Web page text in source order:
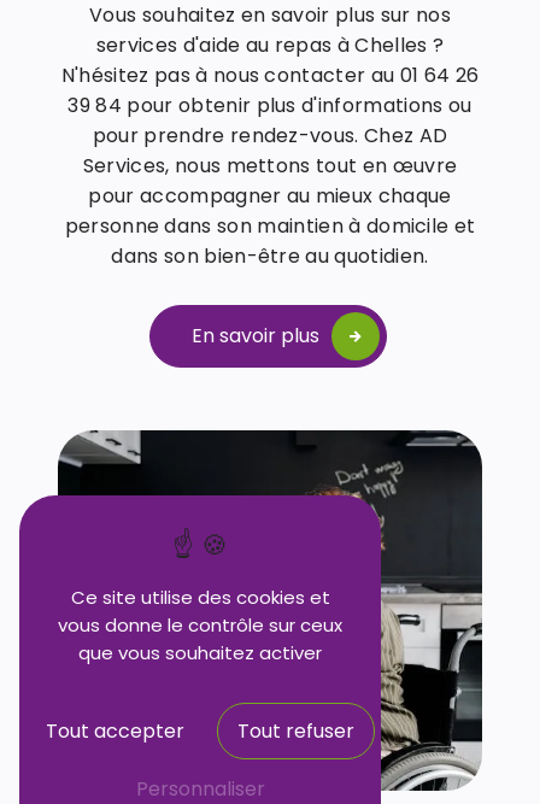
Vous souhaitez en savoir plus sur nos
services d'aide au repas à Chelles ?
N'hésitez pas à nous contacter au 01 64 26
39 84 pour obtenir plus d'informations ou
pour prendre rendez-vous. Chez AD
Services, nous mettons tout en œuvre
pour accompagner au mieux chaque
personne dans son maintien à domicile et
dans son bien-être au quotidien.
En savoir plus
Ce site utilise des cookies et
vous donne le contrôle sur ceux
que vous souhaitez activer
Tout accepter Tout refuser
Personnaliser